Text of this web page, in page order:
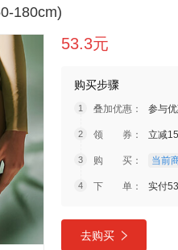
180cm)
53.3元
购买步骤
叠加优惠： 参与
领 券： 立减
购 买： 当前
下 单： 实付
去购买